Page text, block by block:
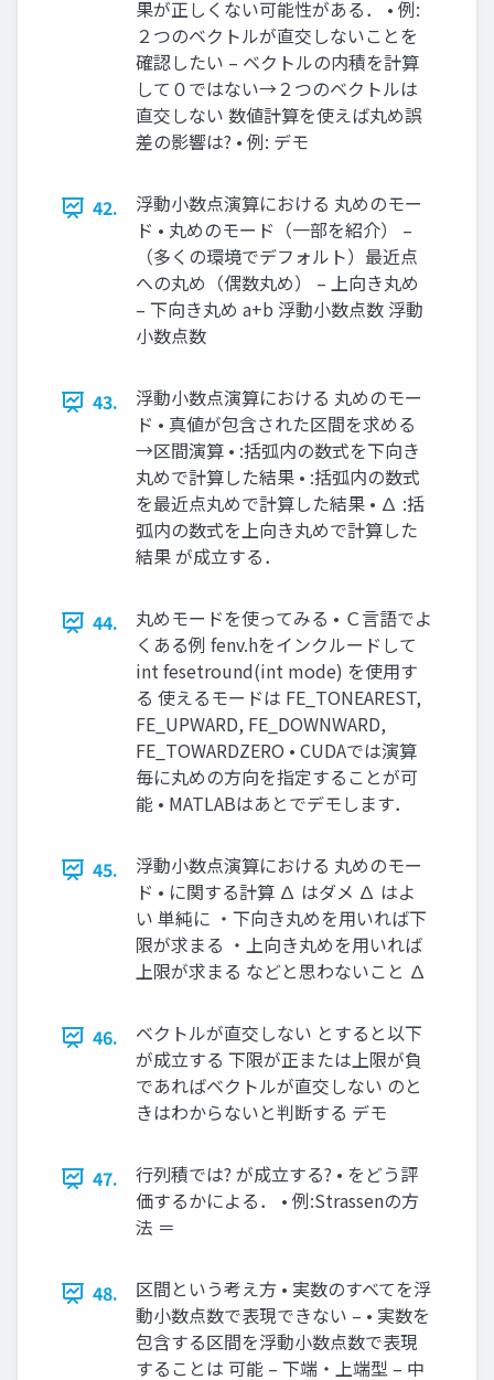
果が正しくない可能性がある． • 例:
２つのベクトルが直交しないことを
確認したい – ベクトルの内積を計算
して０ではない→２つのベクトルは
直交しない 数値計算を使えば丸め誤
差の影響は? • 例: デモ
42.
浮動小数点演算における 丸めのモー
ド • 丸めのモード（一部を紹介） –
（多くの環境でデフォルト）最近点
への丸め（偶数丸め） – 上向き丸め
– 下向き丸め a+b 浮動小数点数 浮動
小数点数
43.
浮動小数点演算における 丸めのモー
ド • 真値が包含された区間を求める
→区間演算 • :括弧内の数式を下向き
丸めで計算した結果 • :括弧内の数式
を最近点丸めで計算した結果 • ∆ :括
弧内の数式を上向き丸めで計算した
結果 が成立する．
44.
丸めモードを使ってみる • Ｃ言語でよ
くある例 fenv.hをインクルードして
int fesetround(int mode) を使用す
る 使えるモードは FE_TONEAREST,
FE_UPWARD, FE_DOWNWARD,
FE_TOWARDZERO • CUDAでは演算
毎に丸めの方向を指定することが可
能 • MATLABはあとでデモします．
45.
浮動小数点演算における 丸めのモー
ド • に関する計算 ∆ はダメ ∆ はよ
い 単純に ・下向き丸めを用いれば下
限が求まる ・上向き丸めを用いれば
上限が求まる などと思わないこと ∆
46.
ベクトルが直交しない とすると以下
が成立する 下限が正または上限が負
であればベクトルが直交しない のと
きはわからないと判断する デモ
47.
行列積では? が成立する? • をどう評
価するかによる． • 例:Strassenの方
法 ＝
48.
区間という考え方 • 実数のすべてを浮
動小数点数で表現できない – • 実数を
包含する区間を浮動小数点数で表現
することは 可能 – 下端・上端型 – 中